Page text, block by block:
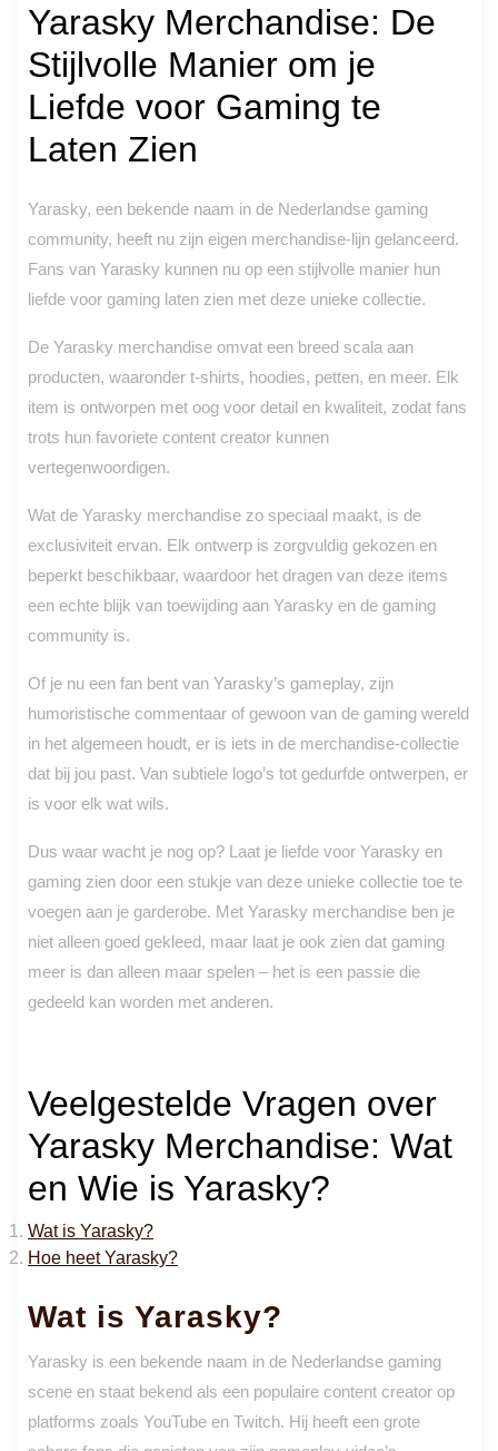
Yarasky Merchandise: De
Stijlvolle Manier om je
Liefde voor Gaming te
Laten Zien
Yarasky, een bekende naam in de Nederlandse gaming
community, heeft nu zijn eigen merchandise-lijn gelanceerd.
Fans van Yarasky kunnen nu op een stijlvolle manier hun
liefde voor gaming laten zien met deze unieke collectie.
De Yarasky merchandise omvat een breed scala aan
producten, waaronder t-shirts, hoodies, petten, en meer. Elk
item is ontworpen met oog voor detail en kwaliteit, zodat fans
trots hun favoriete content creator kunnen
vertegenwoordigen.
Wat de Yarasky merchandise zo speciaal maakt, is de
exclusiviteit ervan. Elk ontwerp is zorgvuldig gekozen en
beperkt beschikbaar, waardoor het dragen van deze items
een echte blijk van toewijding aan Yarasky en de gaming
community is.
Of je nu een fan bent van Yarasky’s gameplay, zijn
humoristische commentaar of gewoon van de gaming wereld
in het algemeen houdt, er is iets in de merchandise-collectie
dat bij jou past. Van subtiele logo’s tot gedurfde ontwerpen, er
is voor elk wat wils.
Dus waar wacht je nog op? Laat je liefde voor Yarasky en
gaming zien door een stukje van deze unieke collectie toe te
voegen aan je garderobe. Met Yarasky merchandise ben je
niet alleen goed gekleed, maar laat je ook zien dat gaming
meer is dan alleen maar spelen – het is een passie die
gedeeld kan worden met anderen.
Veelgestelde Vragen over
Yarasky Merchandise: Wat
en Wie is Yarasky?
Wat is Yarasky?
Hoe heet Yarasky?
Wat is Yarasky?
Yarasky is een bekende naam in de Nederlandse gaming
scene en staat bekend als een populaire content creator op
platforms zoals YouTube en Twitch. Hij heeft een grote